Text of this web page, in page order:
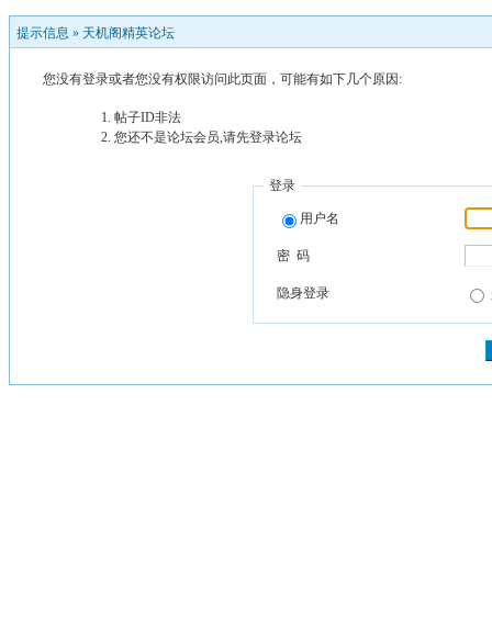
提示信息 » 天机阁精英论坛
您没有登录或者您没有权限访问此页面，可能有如下几个原因:
帖子ID非法
您还不是论坛会员,请先登录论坛
登录
用户名
密 码
隐身登录